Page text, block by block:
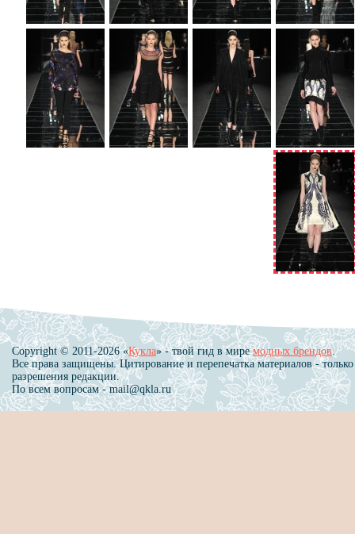
Copyright © 2011-2026 «Кукла» - твой гид в миремодных брендов.
Все права защищены. Цитирование и перепечатка материалов - только
разрешения редакции.
По всем вопросам - mail@qkla.ru